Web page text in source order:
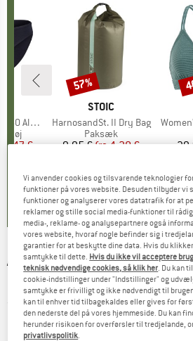
Brief
pris
€
)
MÆRKE
STOIC
Artikel
HarnosandSt. II Dry Bag
Produktgruppe
Paksæk
Pris
9,95 € Nedsat pris
fra4,28 €
5,0(2)
Rabat
57%
Artikel
Women's
ARENA -Icons Swim Briefs
Badebukser
(0)
Vi anvender cookies og tilsvarende teknologier
funktioner på vores website. Desuden tilbyder vi
funktioner og analyserer vores datatrafik for at
reklamer og stille social media-funktioner til
media-, reklame- og analysepartnere også
vores website, hvoraf nogle befinder sig i
garantier for at beskytte dine data. Hvis du
samtykke til dette. Hvis du ikke vil acceptere
teknisk nødvendige cookies, så klik her . Du kan
cookie-indstillinger under "Indstillinger" og
samtykke er frivilligt og ikke nødvendigt til
kan til enhver tid tilbagekaldes eller gives for
den nederste del på vores hjemmeside. Du kan
herunder risikoen for overførsler til tredjelande,
privatlivspolitik